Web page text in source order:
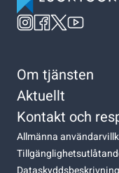
Om tjänsten
Aktuellt
Kontakt och
Allmänna